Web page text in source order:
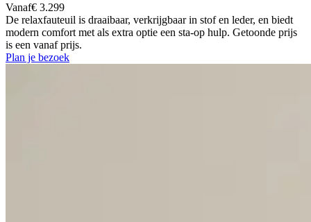
Vanaf€ 3.299
De relaxfauteuil is draaibaar, verkrijgbaar in stof en leder, en biedt
modern comfort met als extra optie een sta-op hulp. Getoonde prijs
is een vanaf prijs.
Plan je bezoek